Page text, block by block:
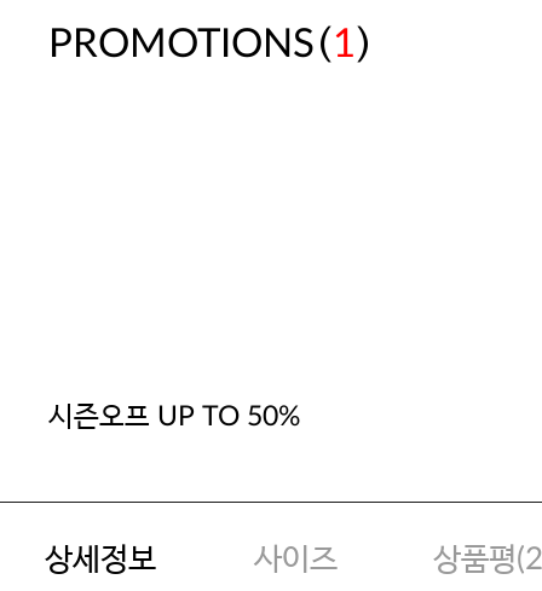
PROMOTIONS(1)
시즌오프 UP TO 50%
상세정보 사이즈 상품평(2